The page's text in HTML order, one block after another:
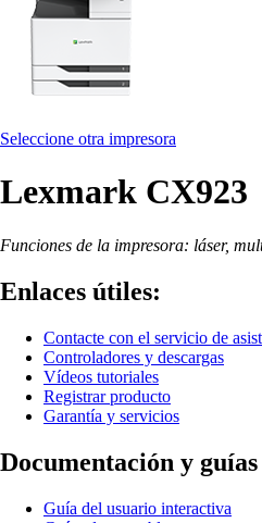
Seleccione otra impresora
Lexmark CX923
Funciones de la impresora: láser,
Enlaces útiles:
Contacte con el servicio de
Controladores y descargas
Vídeos tutoriales
Registrar producto
Garantía y servicios
Documentación y guías
Guía del usuario interactiva